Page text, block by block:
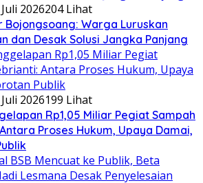
2026204 Lihat
Bojongsoang: Warga Luruskan
dan Desak Solusi Jangka Panjang
2026199 Lihat
Rp1,05 Miliar Pegiat Sampah
Proses Hukum, Upaya Damai,